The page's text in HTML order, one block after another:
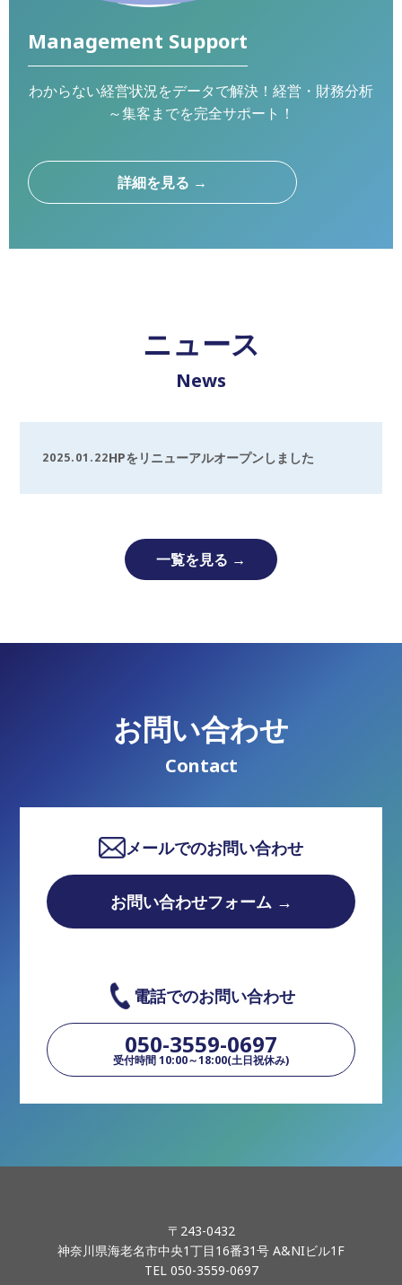
Management Support
わからない経営状況をデータで解決！経営・財務分析
～集客までを完全サポート！
詳細を見る →
ニュース
News
2025.01.22HPをリニューアルオープンしました
一覧を見る →
お問い合わせ
Contact
メールでのお問い合わせ
お問い合わせフォーム →
電話でのお問い合わせ
050-3559-0697
受付時間 10:00～18:00(土日祝休み)
〒243-0432
神奈川県海老名市中央1丁目16番31号 A&NIビル1F
TEL 050-3559-0697